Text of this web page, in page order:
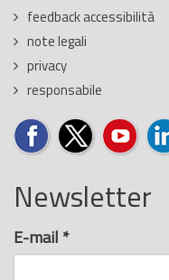
feedback accessibilità
note legali
privacy
responsabile
Newsletter
E-mail *